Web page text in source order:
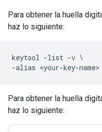
Para obtener la huella
haz lo siguiente:
keytool -list -v
-alias <your-key-name>
Para obtener la huella
haz lo siguiente: